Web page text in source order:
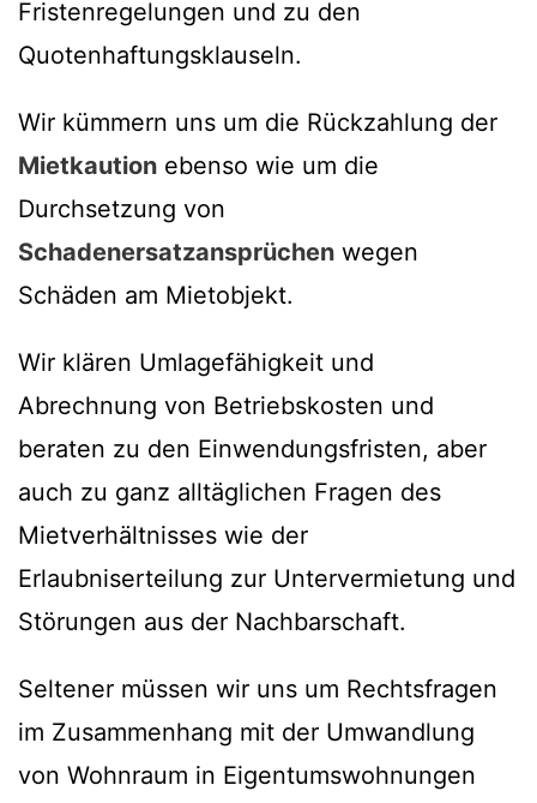
Fristenregelungen und zu den
Quotenhaftungsklauseln.
Wir kümmern uns um die Rückzahlung der
Mietkaution ebenso wie um die
Durchsetzung von
Schadenersatzansprüchen wegen
Schäden am Mietobjekt.
Wir klären Umlagefähigkeit und
Abrechnung von Betriebskosten und
beraten zu den Einwendungsfristen, aber
auch zu ganz alltäglichen Fragen des
Mietverhältnisses wie der
Erlaubniserteilung zur Untervermietung und
Störungen aus der Nachbarschaft.
Seltener müssen wir uns um Rechtsfragen
im Zusammenhang mit der Umwandlung
von Wohnraum in Eigentumswohnungen